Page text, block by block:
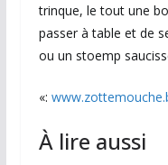
trinque, le tout une
passer à table et de
ou un stoemp
«:
À lire aussi